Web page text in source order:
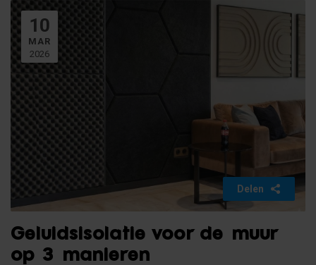
10
MAR
2026
Delen
Geluidsisolatie voor de muur
op 3 manieren